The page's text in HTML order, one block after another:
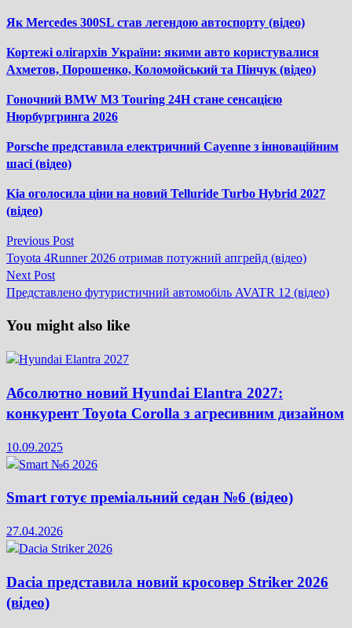
Як Mercedes 300SL став легендою автоспорту (відео)
Кортежі олігархів України: якими авто користувалися
Ахметов, Порошенко, Коломойський та Пінчук (відео)
Гоночний BMW M3 Touring 24H стане сенсацією
Нюрбургринга 2026
Porsche представила електричний Cayenne з інноваційним
шасі (відео)
Kia оголосила ціни на новий Telluride Turbo Hybrid 2027
(відео)
Навігація
записів
Previous PostPrevious
post:
Toyota 4Runner 2026 отримав потужний апгрейд (відео)
Next PostNext
post:
Представлено футуристичний автомобіль AVATR 12 (відео)
You might also like
Абсолютно новий Hyundai Elantra 2027:
конкурент Toyota Corolla з агресивним дизайном
10.09.2025
Smart готує преміальний седан №6 (відео)
27.04.2026
Dacia представила новий кросовер Striker 2026
(відео)